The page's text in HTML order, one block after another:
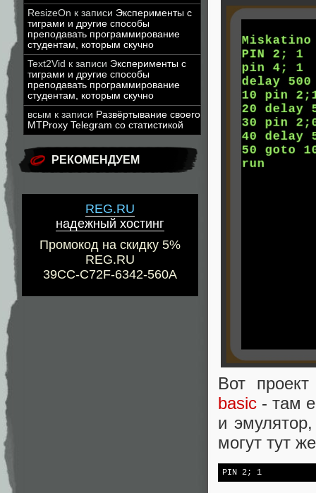
ResizeOn к записи Эксперименты с
тиграми и другие способы
преподавать программирование
студентам, которым скучно
Text2Vid к записи Эксперименты с
тиграми и другие способы
преподавать программирование
студентам, которым скучно
всым к записи Развёртывание своего
MTProxy Telegram со статистикой
РЕКОМЕНДУЕМ
REG.RU
надежный хостинг
Промокод на скидку 5%
REG.RU
39CC-C72F-6342-560A
Вот
basic - там
и
могут тут
PIN 2; 1